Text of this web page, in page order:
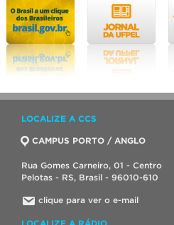
LOCALIZE A CCS
CAMPUS PORTO / ANGLO
Rua Gomes Carneiro, 01 - Centro
Pelotas - RS, Brasil - 96010-610
clique para ver o e-mail
LOCALIZE A RÁDIO